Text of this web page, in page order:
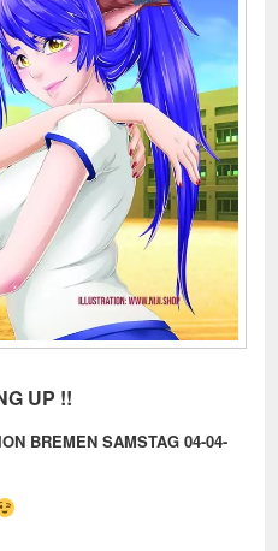
UP !!
BREMEN SAMSTAG 04-04-